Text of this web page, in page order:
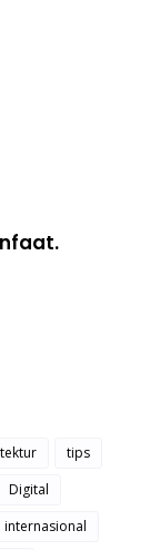
tips
Digital
internasional